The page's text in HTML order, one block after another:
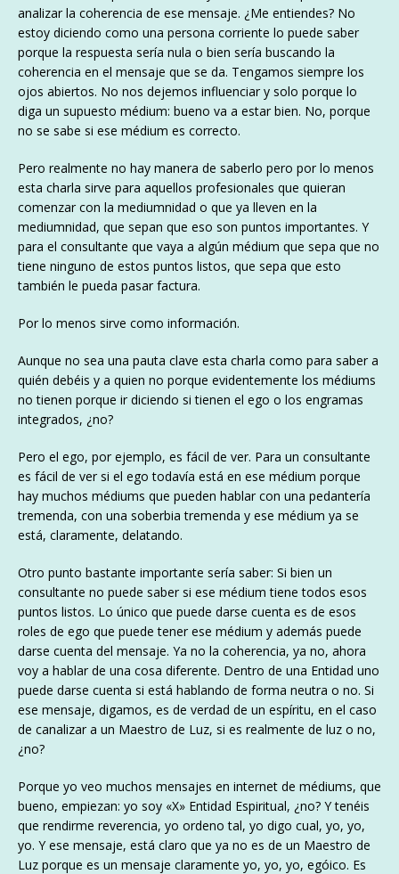
analizar la coherencia de ese mensaje. ¿Me entiendes? No
estoy diciendo como una persona corriente lo puede saber
porque la respuesta sería nula o bien sería buscando la
coherencia en el mensaje que se da. Tengamos siempre los
ojos abiertos. No nos dejemos influenciar y solo porque lo
diga un supuesto médium: bueno va a estar bien. No, porque
no se sabe si ese médium es correcto.
Pero realmente no hay manera de saberlo pero por lo menos
esta charla sirve para aquellos profesionales que quieran
comenzar con la mediumnidad o que ya lleven en la
mediumnidad, que sepan que eso son puntos importantes. Y
para el consultante que vaya a algún médium que sepa que no
tiene ninguno de estos puntos listos, que sepa que esto
también le pueda pasar factura.
Por lo menos sirve como información.
Aunque no sea una pauta clave esta charla como para saber a
quién debéis y a quien no porque evidentemente los médiums
no tienen porque ir diciendo si tienen el ego o los engramas
integrados, ¿no?
Pero el ego, por ejemplo, es fácil de ver. Para un consultante
es fácil de ver si el ego todavía está en ese médium porque
hay muchos médiums que pueden hablar con una pedantería
tremenda, con una soberbia tremenda y ese médium ya se
está, claramente, delatando.
Otro punto bastante importante sería saber: Si bien un
consultante no puede saber si ese médium tiene todos esos
puntos listos. Lo único que puede darse cuenta es de esos
roles de ego que puede tener ese médium y además puede
darse cuenta del mensaje. Ya no la coherencia, ya no, ahora
voy a hablar de una cosa diferente. Dentro de una Entidad uno
puede darse cuenta si está hablando de forma neutra o no. Si
ese mensaje, digamos, es de verdad de un espíritu, en el caso
de canalizar a un Maestro de Luz, si es realmente de luz o no,
¿no?
Porque yo veo muchos mensajes en internet de médiums, que
bueno, empiezan: yo soy «X» Entidad Espiritual, ¿no? Y tenéis
que rendirme reverencia, yo ordeno tal, yo digo cual, yo, yo,
yo. Y ese mensaje, está claro que ya no es de un Maestro de
Luz porque es un mensaje claramente yo, yo, yo, egóico. Es